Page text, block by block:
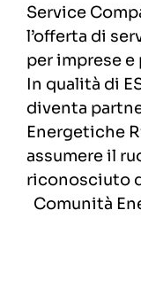
Service
l’offerta di
per imprese
In qualità di
diventa
Energetiche
assumere il
riconosciuto
Comunità